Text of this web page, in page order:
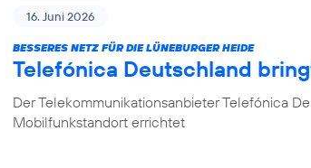
16. Juni 2026
BESSERES NETZ FÜR DIE LÜNEBURGER HEIDE
Telefónica Deutschland
Der Telekommunikationsanbieter Telefónica
Mobilfunkstandort errichtet